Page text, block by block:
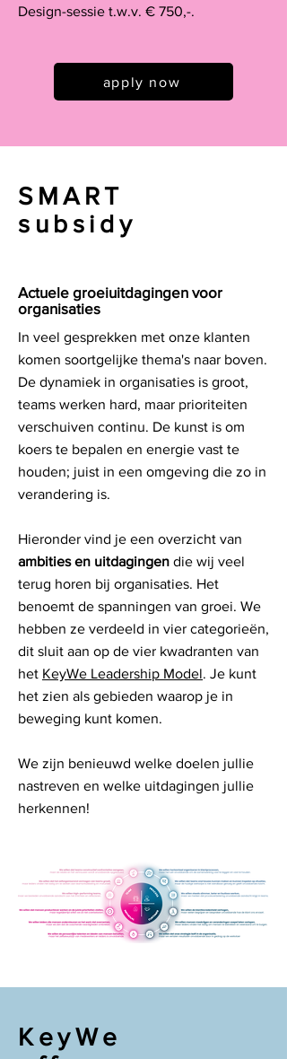
Design-sessie t.w.v. € 750,-.
apply now
SMART
subsidy
Actuele groeiuitdagingen voor
organisaties
In veel gesprekken met onze klanten
komen soortgelijke thema's naar boven.
De dynamiek in organisaties is groot,
teams werken hard, maar prioriteiten
verschuiven continu. De kunst is om
koers te bepalen en energie vast te
houden; juist in een omgeving die zo in
verandering is.
Hieronder vind je een overzicht van
ambities en uitdagingen die wij veel
terug horen bij organisaties. Het
benoemt de spanningen van groei. We
hebben ze verdeeld in vier categorieën,
dit sluit aan op de vier kwadranten van
het KeyWe Leadership Model. Je kunt
het zien als gebieden waarop je in
beweging kunt komen.
We zijn benieuwd welke doelen jullie
nastreven en welke uitdagingen jullie
herkennen!
KeyWe